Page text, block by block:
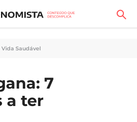
Vida Saudável
7
a ter